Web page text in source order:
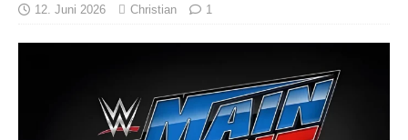
12. Juni 2026 Christian 1